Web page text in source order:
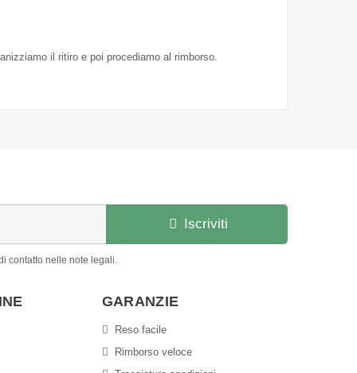
il ritiro e poi procediamo al rimborso.
Iscriviti
contatto nelle note legali.
GARANZIE
Reso facile
Rimborso veloce